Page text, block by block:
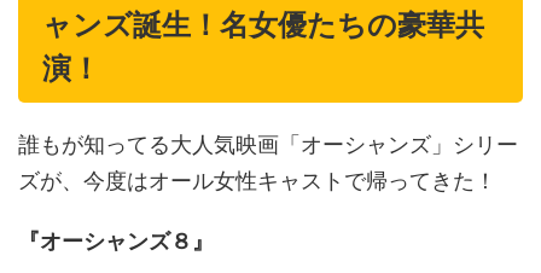
ャンズ誕生！名女優たちの豪華共
演！
誰もが知ってる大人気映画「オーシャンズ」シリー
ズが、今度はオール女性キャストで帰ってきた！
『オーシャンズ８』